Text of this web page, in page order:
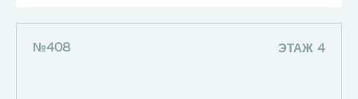
№408 ЭТАЖ 4